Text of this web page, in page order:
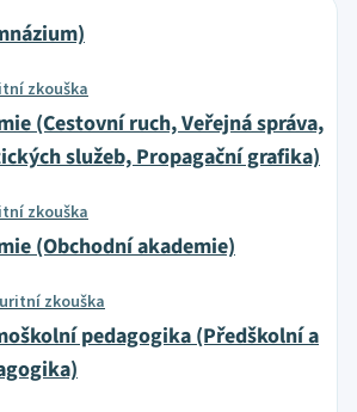
zkouška
(Cestovní ruch, Veřejná správa,
služeb, Propagační grafika)
zkouška
(Obchodní akademie)
zkouška
pedagogika (Předškolní a